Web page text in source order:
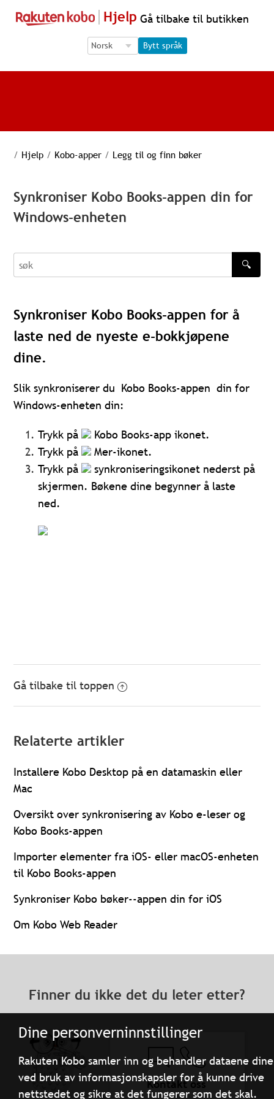
Dine personverninnstillinger
Rakuten Kobo samler inn og behandler dataene dine
ved bruk av informasjonskapsler for å kunne drive
nettstedet og sikre at det fungerer som det skal.
Hjelp Gå tilbake til butikken
Language Selection
Language Selection
Bytt språk
/ Hjelp / Kobo-apper / Legg til og finn bøker
Synkroniser Kobo Books-appen din for
Windows-enheten
søk
🔍
Synkroniser Kobo Books-appen for å
laste ned de nyeste e-bokkjøpene
dine.
Slik synkroniserer du Kobo Books-appen din for
Windows-enheten din:
Trykk på
Kobo Books-app ikonet.
Trykk på
Mer-ikonet.
Trykk på
synkroniseringsikonet nederst på
skjermen. Bøkene dine begynner å laste
ned.
Gå tilbake til toppen
Relaterte artikler
Installere Kobo Desktop på en datamaskin eller
Mac
Oversikt over synkronisering av Kobo e-leser og
Kobo Books-appen
Importer elementer fra iOS- eller macOS-enheten
til Kobo Books-appen
Synkroniser Kobo bøker--appen din for iOS
Om Kobo Web Reader
Finner du ikke det du leter etter?
Kontakt oss